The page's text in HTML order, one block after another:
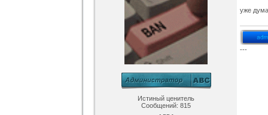
ucoz
Категория :
Истиный ценитель
Сообщений: 815
уже
---